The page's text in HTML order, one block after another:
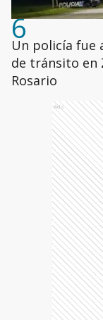
6
Un policía fue
de tránsito en
Rosario
Ads